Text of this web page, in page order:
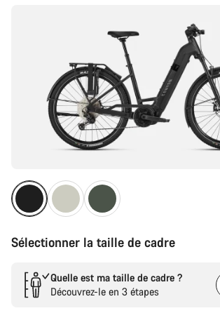
Sélectionner la taille de cadre
Quelle est ma taille de cadre ?
Découvrez-le en 3 étapes